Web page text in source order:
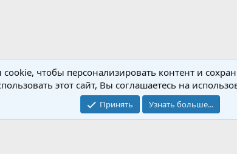
Обратная связь Условия
чтобы персонализировать контент и
этот сайт, Вы соглашаетесь на
Принять Узнать больше...